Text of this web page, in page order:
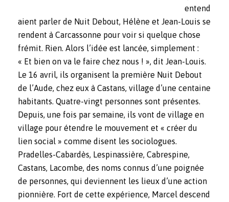
entend
aient parler de Nuit Debout, Hélène et Jean-Louis se
rendent à Carcassonne pour voir si quelque chose
frémit. Rien. Alors l’idée est lancée, simplement :
« Et bien on va le faire chez nous ! », dit Jean-Louis.
Le 16 avril, ils organisent la première Nuit Debout
de l’Aude, chez eux à Castans, village d’une centaine
habitants. Quatre-vingt personnes sont présentes.
Depuis, une fois par semaine, ils vont de village en
village pour étendre le mouvement et « créer du
lien social » comme disent les sociologues.
Pradelles-Cabardès, Lespinassière, Cabrespine,
Castans, Lacombe, des noms connus d’une poignée
de personnes, qui deviennent les lieux d’une action
pionnière. Fort de cette expérience, Marcel descend